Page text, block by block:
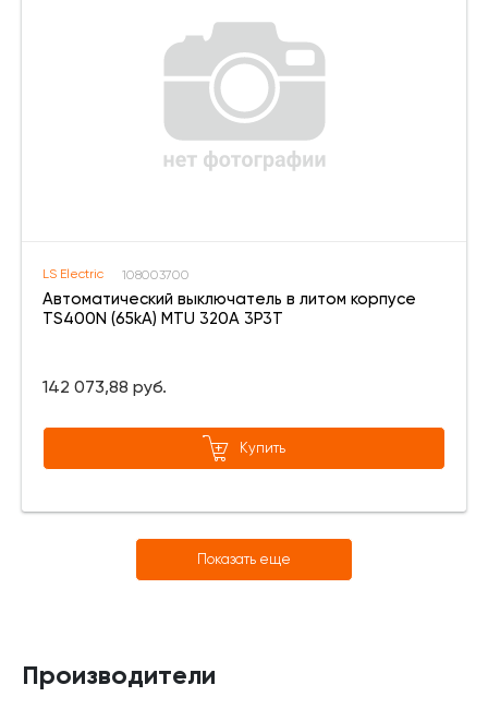
LS Electric 108003700
Автоматический выключатель в литом корпусе
TS400N (65kA) MTU 320A 3P3T
142 073,88 руб.
Купить
Показать еще
Производители